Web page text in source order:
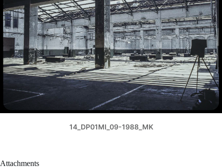
14_DP01MI_09-1988_MK
Attachments